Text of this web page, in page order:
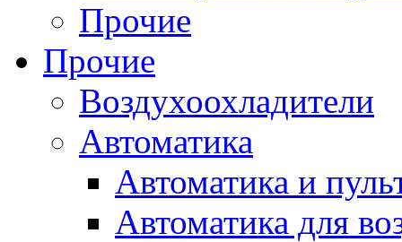
Прочие
Прочие
Воздухоохладители
Автоматика
Автоматика и
Автоматика для